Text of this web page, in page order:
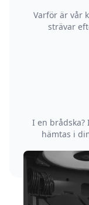
Varför är vår
strävar
I en
hämtas i